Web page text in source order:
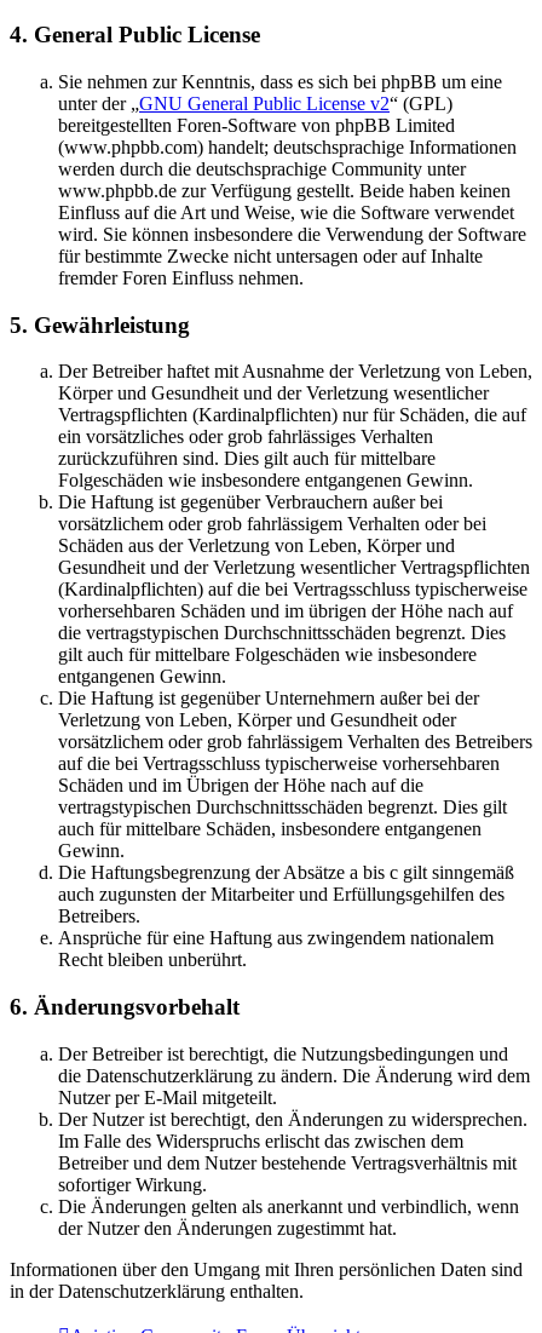
4. General Public License
Sie nehmen zur Kenntnis, dass es sich bei phpBB um eine
unter der „GNU General Public License v2“ (GPL)
bereitgestellten Foren-Software von phpBB Limited
(www.phpbb.com) handelt; deutschsprachige Informationen
werden durch die deutschsprachige Community unter
www.phpbb.de zur Verfügung gestellt. Beide haben keinen
Einfluss auf die Art und Weise, wie die Software verwendet
wird. Sie können insbesondere die Verwendung der Software
für bestimmte Zwecke nicht untersagen oder auf Inhalte
fremder Foren Einfluss nehmen.
5. Gewährleistung
Der Betreiber haftet mit Ausnahme der Verletzung von Leben,
Körper und Gesundheit und der Verletzung wesentlicher
Vertragspflichten (Kardinalpflichten) nur für Schäden, die auf
ein vorsätzliches oder grob fahrlässiges Verhalten
zurückzuführen sind. Dies gilt auch für mittelbare
Folgeschäden wie insbesondere entgangenen Gewinn.
Die Haftung ist gegenüber Verbrauchern außer bei
vorsätzlichem oder grob fahrlässigem Verhalten oder bei
Schäden aus der Verletzung von Leben, Körper und
Gesundheit und der Verletzung wesentlicher Vertragspflichten
(Kardinalpflichten) auf die bei Vertragsschluss typischerweise
vorhersehbaren Schäden und im übrigen der Höhe nach auf
die vertragstypischen Durchschnittsschäden begrenzt. Dies
gilt auch für mittelbare Folgeschäden wie insbesondere
entgangenen Gewinn.
Die Haftung ist gegenüber Unternehmern außer bei der
Verletzung von Leben, Körper und Gesundheit oder
vorsätzlichem oder grob fahrlässigem Verhalten des Betreibers
auf die bei Vertragsschluss typischerweise vorhersehbaren
Schäden und im Übrigen der Höhe nach auf die
vertragstypischen Durchschnittsschäden begrenzt. Dies gilt
auch für mittelbare Schäden, insbesondere entgangenen
Gewinn.
Die Haftungsbegrenzung der Absätze a bis c gilt sinngemäß
auch zugunsten der Mitarbeiter und Erfüllungsgehilfen des
Betreibers.
Ansprüche für eine Haftung aus zwingendem nationalem
Recht bleiben unberührt.
6. Änderungsvorbehalt
Der Betreiber ist berechtigt, die Nutzungsbedingungen und
die Datenschutzerklärung zu ändern. Die Änderung wird dem
Nutzer per E-Mail mitgeteilt.
Der Nutzer ist berechtigt, den Änderungen zu widersprechen.
Im Falle des Widerspruchs erlischt das zwischen dem
Betreiber und dem Nutzer bestehende Vertragsverhältnis mit
sofortiger Wirkung.
Die Änderungen gelten als anerkannt und verbindlich, wenn
der Nutzer den Änderungen zugestimmt hat.
Informationen über den Umgang mit Ihren persönlichen Daten sind
in der Datenschutzerklärung enthalten.